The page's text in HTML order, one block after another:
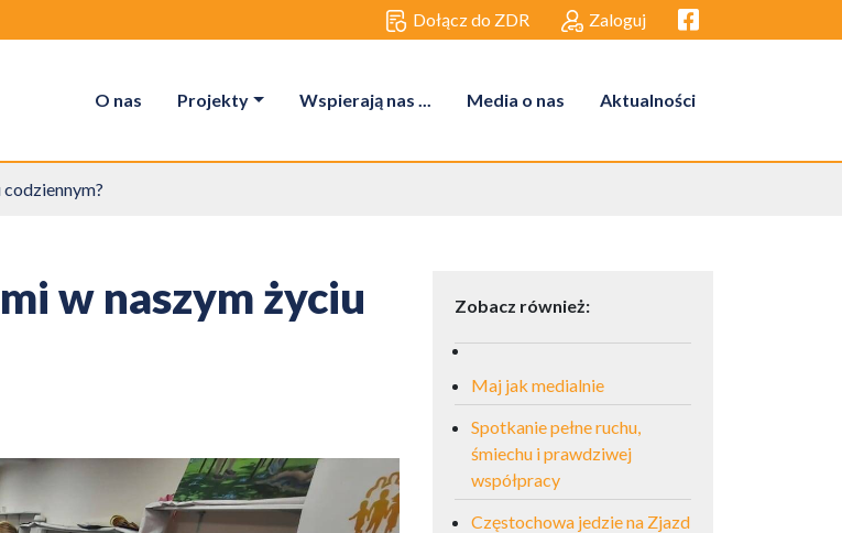
Dołącz do ZDR Zaloguj Facebook link
O nas Projekty Wspierają nas ... Media o nas Aktualności
w naszym życiu
Zobacz również:
Maj jak medialnie
Spotkanie pełne ruchu,
śmiechu i prawdziwej
współpracy
Częstochowa jedzie na Zjazd